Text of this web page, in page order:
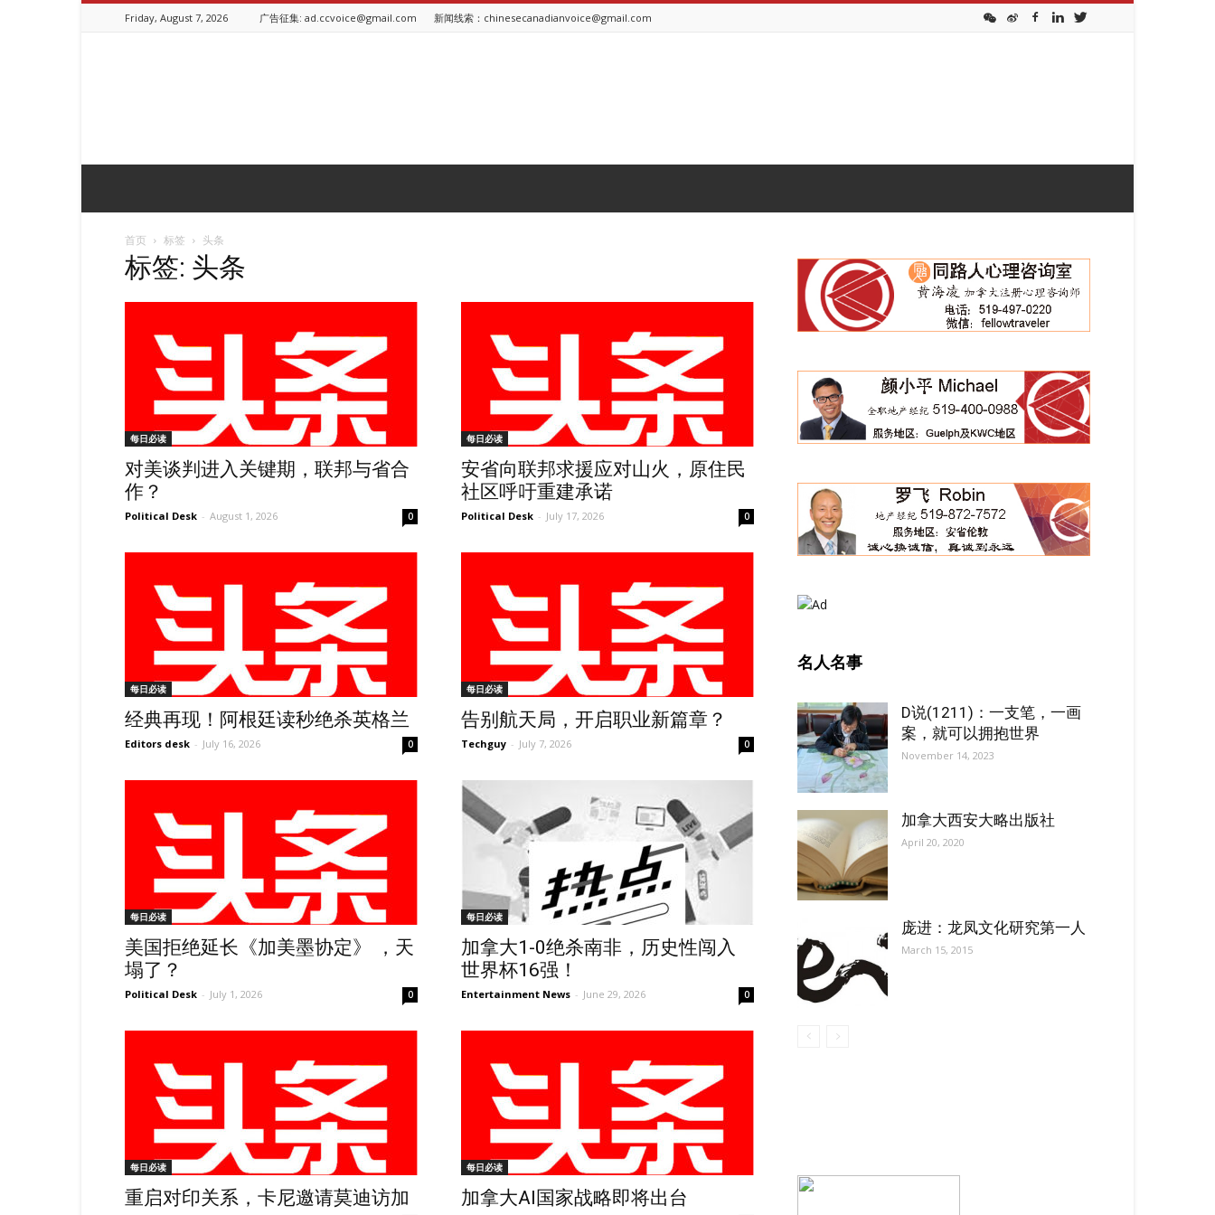
Friday, August 7, 2026 广告征集: ad.ccvoice@gmail.com 新闻线索：chinesecanadianvoice@gmail.com
首页 标签 头条
标签: 头条
每日必读
对美谈判进入关键期，联邦与省合
作？
Political Desk - August 1, 2026 0
每日必读
安省向联邦求援应对山火，原住民
社区呼吁重建承诺
Political Desk - July 17, 2026 0
每日必读
经典再现！阿根廷读秒绝杀英格兰
Editors desk - July 16, 2026 0
每日必读
告别航天局，开启职业新篇章？
Techguy - July 7, 2026 0
每日必读
美国拒绝延长《加美墨协定》 ，天
塌了？
Political Desk - July 1, 2026 0
每日必读
加拿大1-0绝杀南非，历史性闯入
世界杯16强！
Entertainment News - June 29, 2026 0
每日必读
重启对印关系，卡尼邀请莫迪访加
每日必读
加拿大AI国家战略即将出台
名人名事
D说(1211)：一支笔，一画
案，就可以拥抱世界
November 14, 2023
加拿大西安大略出版社
April 20, 2020
庞进：龙凤文化研究第一人
March 15, 2015